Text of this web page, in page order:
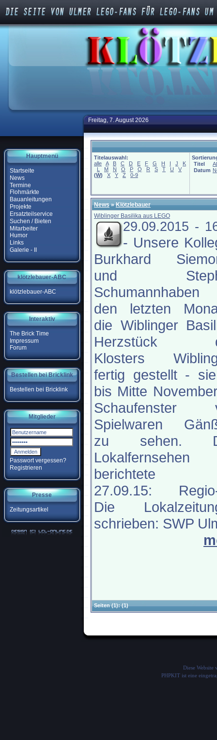
Hauptmenü
Startseite
News
Termine
Flohmärkte
Bauanleitungen
Projekte
Ersatzteilservice
Suchen / Bieten
Mitarbeiter
Humor
Links
Galerie - II
klötzlebauer-ABC
klötzlebauer-ABC
Interaktiv
The Brick Time
Impressum
Forum
Bestellen bei Bricklink
Bestellen bei Bricklink
Mitglieder
Passwort vergessen?
Registrieren
Presse
Zeitungsartikel
Freitag, 7. August 2026
Titelauswahl:
alle
A B C D E F G H I J
K
L
M N O P Q R S T U
V
(W) X Y Z 0-9
Titel
Datum
News»Klötzlebauer
Wiblinger Basilika aus LEGO
29.09.2015 -
- Unsere
Burkhard
und
den letzten
die Wiblinger
Herzstück
Klosters
fertig gestellt -
bis Mitte
Schaufenster
Spielwaren
zu sehen.
Lokalfernsehen
berichtete
27.09.15:
Die
schrieben: SWP
Seiten(1):(1)
Diese Website
PHPKIT ist eine